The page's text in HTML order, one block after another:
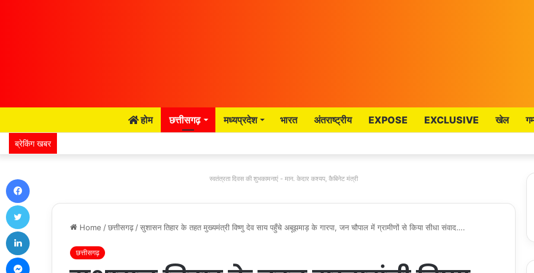
होम छत्तीसगढ़ मध्यप्रदेश भारत अंतराष्ट्रीय EXPOSE EXCLUSIVE खेल
ब्रेकिंग खबर
स्वतंत्रता दिवस की शुभकामनाएं - मान. केदार कश्यप, कैबिनेट मंत्री
Home /छत्तीसगढ़ /सुशासन तिहार के तहत मुख्यमंत्री विष्णु देव साय पहुँचे अबूझमाड़ के गारपा, जन चौपाल में ग्रामीणों से किया सीधा संवाद….
छत्तीसगढ़
Twitter
Messenger